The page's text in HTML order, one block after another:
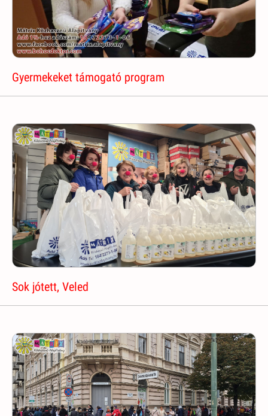
Gyermekeket támogató program
Sok jótett, Veled